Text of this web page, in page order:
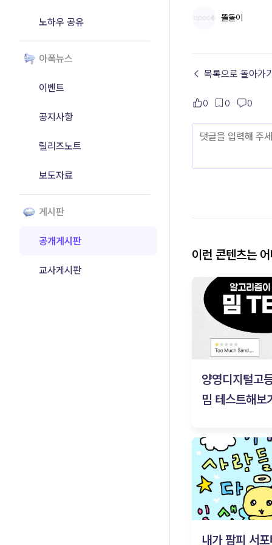
노하우 공유
아폭뉴스
이벤트
공지사항
릴리즈노트
보도자료
게시판
공개게시판
교사게시판
똘돌이
← 목록으로 돌아가기
0 0 0
이런 콘텐츠는
양영디지털고
밈 테스트해보
내가 팜피 서